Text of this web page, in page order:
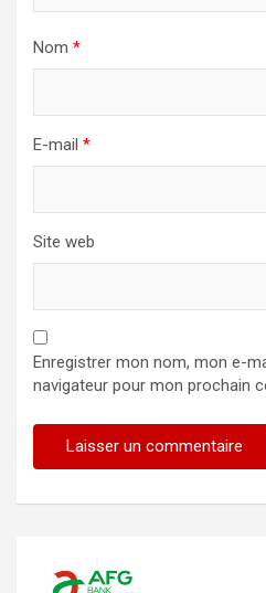
Nom *
E-mail *
Site web
Enregistrer mon nom, mon e-
navigateur pour mon prochain